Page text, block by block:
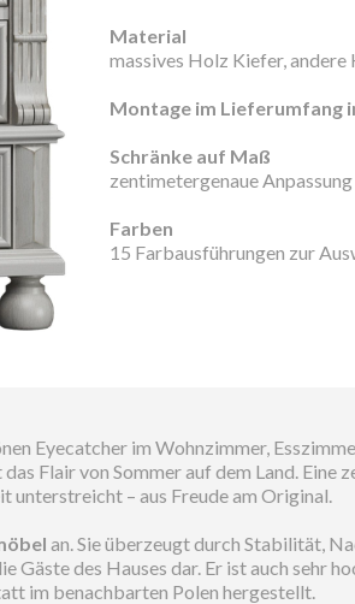
Material
massives Holz Kiefer,
Montage im Lieferumfang
Schränke auf Maß
zentimetergenaue
Farben
15 Farbausführungen zur
Eyecatcher im Wohnzimmer,
Flair von Sommer auf dem Land.
unterstreicht – aus Freude am Original.
an. Sie überzeugt durch Stabilität,
des Hauses dar. Er ist auch sehr
im benachbarten Polen hergestellt.